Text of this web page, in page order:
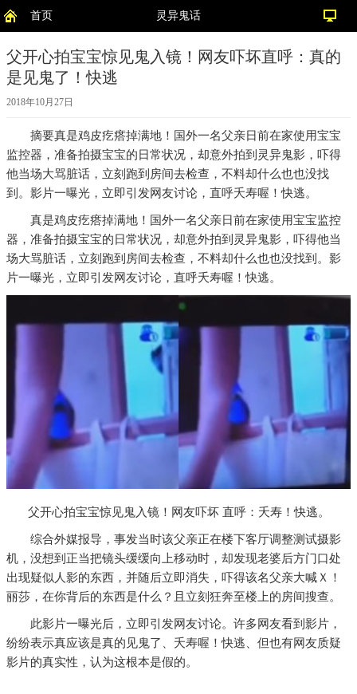
首页 灵异鬼话
父开心拍宝宝惊见鬼入镜！网友吓坏直呼：真的
是见鬼了！快逃
2018年10月27日
摘要真是鸡皮疙瘩掉满地！国外一名父亲日前在家使用宝宝
监控器，准备拍摄宝宝的日常状况，却意外拍到灵异鬼影，吓得
他当场大骂脏话，立刻跑到房间去检查，不料却什么也也没找
到。影片一曝光，立即引发网友讨论，直呼夭寿喔！快逃。
真是鸡皮疙瘩掉满地！国外一名父亲日前在家使用宝宝监控
器，准备拍摄宝宝的日常状况，却意外拍到灵异鬼影，吓得他当
场大骂脏话，立刻跑到房间去检查，不料却什么也也没找到。影
片一曝光，立即引发网友讨论，直呼夭寿喔！快逃。
父开心拍宝宝惊见鬼入镜！网友吓坏 直呼：夭寿！快逃。
综合外媒报导，事发当时该父亲正在楼下客厅调整测试摄影
机，没想到正当把镜头缓缓向上移动时，却发现老婆后方门口处
出现疑似人影的东西，并随后立即消失，吓得该名父亲大喊Ｘ！
丽莎，在你背后的东西是什么？且立刻狂奔至楼上的房间搜查。
此影片一曝光后，立即引发网友讨论。许多网友看到影片，
纷纷表示真应该是真的见鬼了、夭寿喔！快逃、但也有网友质疑
影片的真实性，认为这根本是假的。